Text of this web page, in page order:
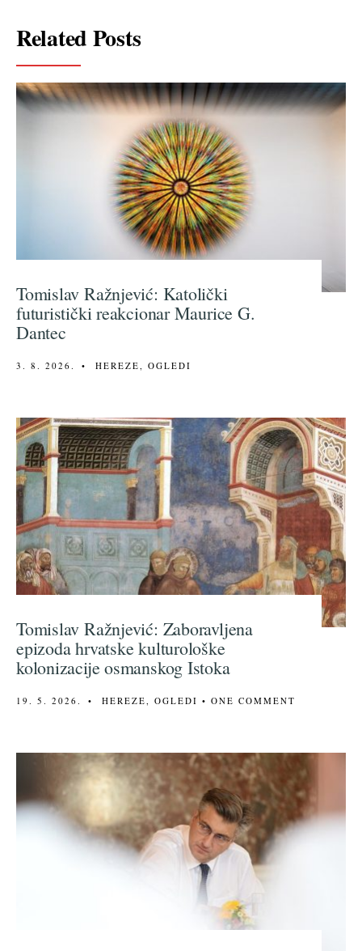
Related Posts
Tomislav Ražnjević: Katolički
futuristički reakcionar Maurice G.
Dantec
3. 8. 2026. • HEREZE OGLEDI
Tomislav Ražnjević: Zaboravljena
epizoda hrvatske kulturološke
kolonizacije osmanskog Istoka
19. 5. 2026. • HEREZE, OGLEDI • ONE COMMENT